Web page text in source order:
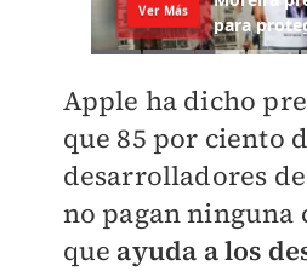
Apple ha dicho
que 85 por ciento
desarrolladores
no pagan ninguna
que ayuda a los